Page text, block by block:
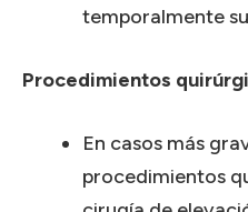
temporalmente
Procedimientos
En casos más
procedimientos